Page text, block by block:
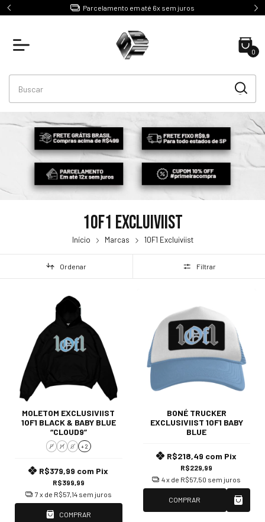
Parcelamento em até 6x sem juros
0
10F1 Excluiviist
Início Marcas 10F1 Excluiviist
Ordenar Filtrar
MOLETOM EXCLUSIVIIST
1OF1 BLACK & BABY BLUE
“CLOUD9”
P M G + 2
R$399,99
R$379,99 com Pix
7 x de R$57,14 sem juros
COMPRAR
BONÉ TRUCKER
EXCLUSIVIIST 1OF1 BABY
BLUE
R$229,99
R$218,49 com Pix
4x de R$57,50 sem juros
COMPRAR